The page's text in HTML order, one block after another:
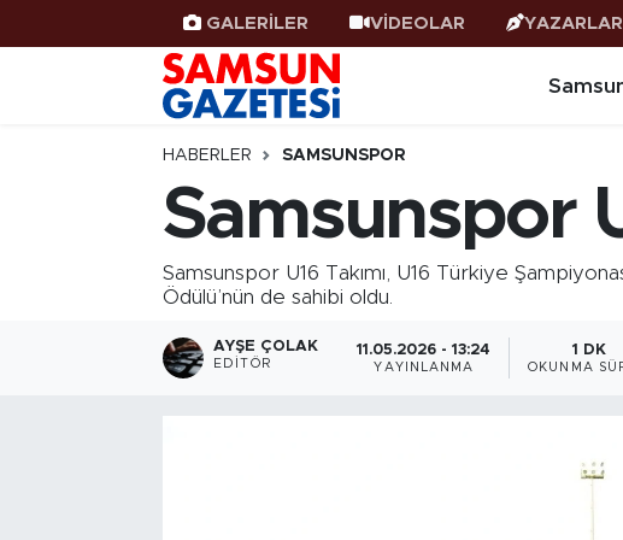
GALERİLER VİDEOLAR YAZARLAR
HABERLER SAMSUNSPOR
Samsunspor
Samsunspor U16 Takımı, U16 Türkiye
Ödülü’nün de sahibi oldu.
AYŞE ÇOLAK
EDITÖR
11.05.2026 - 13:24
YAYINLANMA
1 DK
OKUNMA
Samsun Haber
Samsunspor
Samsun Rehberi
Resmi İlanlar
Samsun Nöbetçi Eczaneler
Samsun Hava Durumu
SAMSUN Namaz Vakitleri
Samsun Trafik Yoğunluk Haritası
Süper Lig Puan Durumu ve Fikstür